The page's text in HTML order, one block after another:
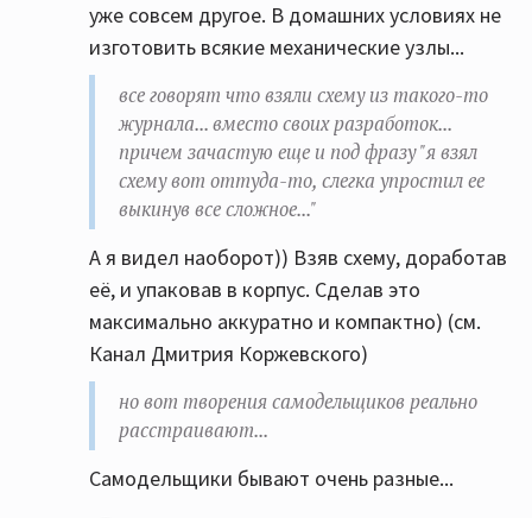
уже совсем другое. В домашних условиях не
изготовить всякие механические узлы...
все говорят что взяли схему из такого-то
журнала... вместо своих разработок...
причем зачастую еще и под фразу "я взял
схему вот оттуда-то, слегка упростил ее
выкинув все сложное..."
А я видел наоборот)) Взяв схему, доработав
её, и упаковав в корпус. Сделав это
максимально аккуратно и компактно) (см.
Канал Дмитрия Коржевского)
но вот творения самодельщиков реально
расстраивают...
Самодельщики бывают очень разные...